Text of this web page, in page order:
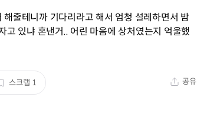
줄테니까 기다리라고 해서 엄청 설레하면서 밤
있냐 혼낸거.. 어린 마음에 상처였는지 억울했
스크랩 1 공유